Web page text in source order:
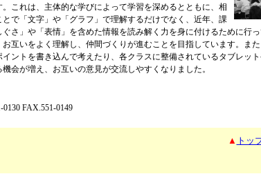
これは、主体的な学びによって学習を深めるとともに、相
で「文字」や「グラフ」で理解するだけでなく、近年、課
さ」や「表情」を含めた情報を読み解く力を身に付けるために行っ
互いをよく理解し、仲間づくりが進むことを目指しています。ま
イントを書き込んで考えたり、各クラスに整備されているタブレッ
会が増え、お互いの意見が交流しやすくなりました。
FAX.551-0149
▲ トッ